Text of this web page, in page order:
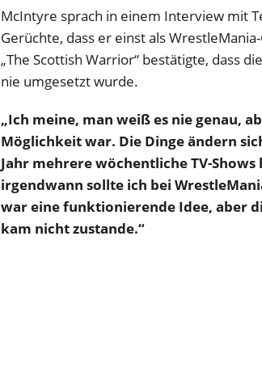
McIntyre sprach in einem Interview mit
Gerüchte, dass er einst als
„The Scottish Warrior“ bestätigte, dass
nie umgesetzt wurde.
„Ich meine, man weiß es nie genau,
Möglichkeit war. Die Dinge ändern
Jahr mehrere wöchentliche TV-
irgendwann sollte ich bei
war eine funktionierende Idee, aber
kam nicht zustande.“